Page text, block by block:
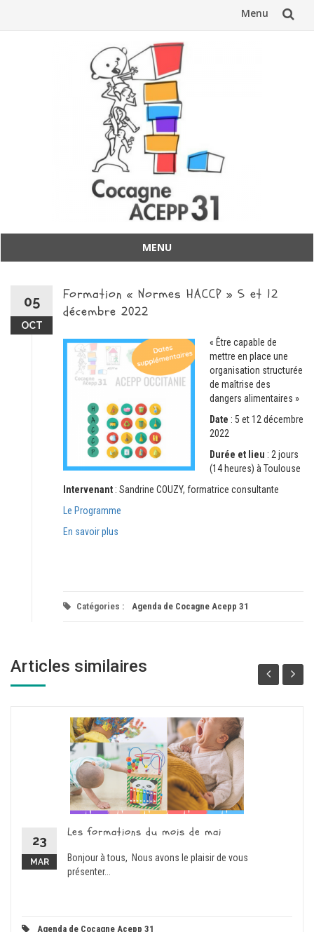
Menu
MENU
contenu05
OCT
Formation « Normes HACCP » 5 et 12
décembre 2022
« Être capable de
mettre en place une
organisation structurée
de maîtrise des
dangers alimentaires »
Date : 5 et 12 décembre
2022
Durée et lieu : 2 jours
(14 heures) à Toulouse
Intervenant : Sandrine COUZY, formatrice consultante
Le Programme
En savoir plus
Catégories : Agenda de Cocagne Acepp 31
Articles similaires
23
MAR
Les formations du mois de mai
Bonjour à tous, Nous avons le plaisir de vous
présenter...
Agenda de Cocagne Acepp 31